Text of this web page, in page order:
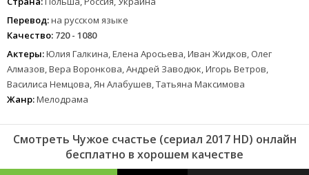
Перевод:на русском языке
Качество: 720 - 1080
Актеры:Юлия Галкина, Елена Аросьева, Иван Жидков, Олег
Алмазов, Вера Воронкова, Андрей Заводюк, Игорь Ветров,
Василиса Немцова, Ян Алабушев, Татьяна Максимова
Жанр:Мелодрама
Смотреть Чужое счастье (сериал 2017 HD) онлайн
бесплатно в хорошем качестве